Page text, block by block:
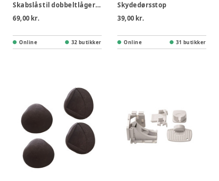
Skabslås til dobbeltlåger - 2 Stk.
69,00 kr.
Online 32 butikker
Skydedørsstop
39,00 kr.
Online 31 butikker